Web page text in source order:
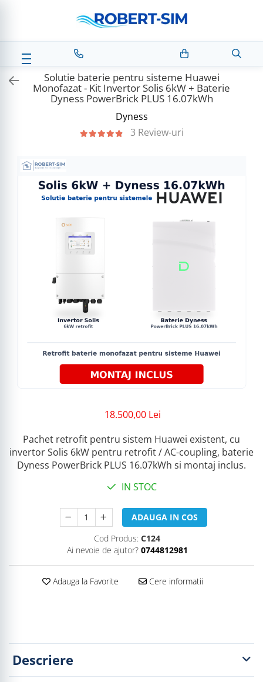
Solutie baterie pentru sisteme Huawei
Monofazat - Kit Invertor Solis 6kW + Baterie
Dyness PowerBrick PLUS 16.07kWh
Dyness
3 Review-uri
18.500,00 Lei
Pachet retrofit pentru sistem Huawei existent, cu
invertor Solis 6kW pentru retrofit / AC-coupling, baterie
Dyness PowerBrick PLUS 16.07kWh si montaj inclus.
IN STOC
ADAUGA IN COS
Cod Produs: C124
Ai nevoie de ajutor? 0744812981
Adauga la Favorite Cere informatii
Descriere